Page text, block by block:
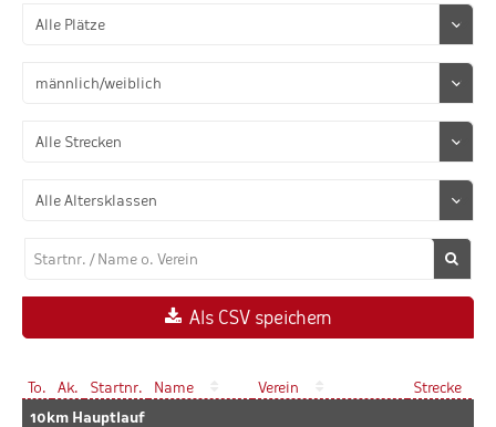
Als CSV speichern
To. Ak. Startnr. Name Verein Strecke
10km Hauptlauf